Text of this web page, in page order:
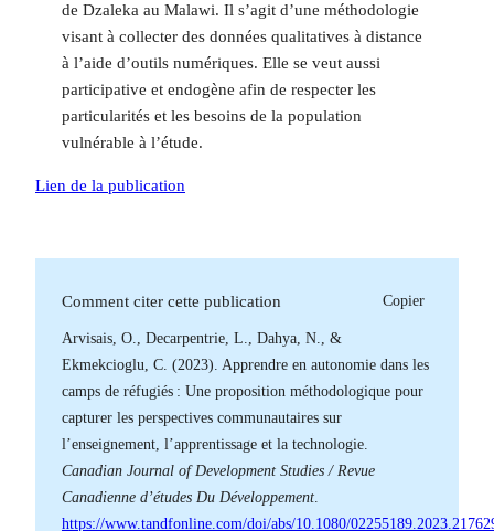
de Dzaleka au Malawi. Il s’agit d’une méthodologie
visant à collecter des données qualitatives à distance
à l’aide d’outils numériques. Elle se veut aussi
participative et endogène afin de respecter les
particularités et les besoins de la population
vulnérable à l’étude.
Lien de la publication
Comment citer cette publication Copier
Arvisais, O., Decarpentrie, L., Dahya, N., &
Ekmekcioglu, C. (2023). Apprendre en autonomie dans les
camps de réfugiés : Une proposition méthodologique pour
capturer les perspectives communautaires sur
l’enseignement, l’apprentissage et la technologie.
Canadian Journal of Development Studies / Revue
Canadienne d’études Du Développement.
https://www.tandfonline.com/doi/abs/10.1080/